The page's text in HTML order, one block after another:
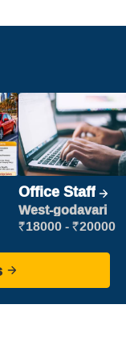
Office Staff
West-godavari
₹18000 - ₹20000